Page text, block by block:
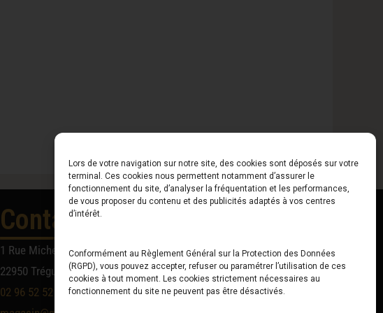
Lors de votre navigation sur notre site, des cookies sont déposés sur votre
terminal. Ces cookies nous permettent notamment d’assurer le
fonctionnement du site, d’analyser la fréquentation et les performances,
de vous proposer du contenu et des publicités adaptés à vos centres
d’intérêt.
Conformément au Règlement Général sur la Protection des Données
(RGPD), vous pouvez accepter, refuser ou paramétrer l’utilisation de ces
cookies à tout moment. Les cookies strictement nécessaires au
fonctionnement du site ne peuvent pas être désactivés.
Contact
1 Rue Michel Audiard
22950 Trégueux
02 96 52 52 52
Du Lundi au Vendredi
10h00 – 12h30 // 14h00 –
19h00